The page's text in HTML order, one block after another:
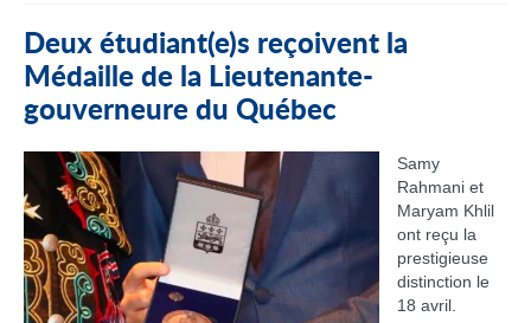
Deux étudiant(e)s reçoivent la
Médaille de la Lieutenante-
gouverneure du Québec
Samy
Rahmani et
Maryam Khlil
ont reçu la
prestigieuse
distinction le
18 avril.